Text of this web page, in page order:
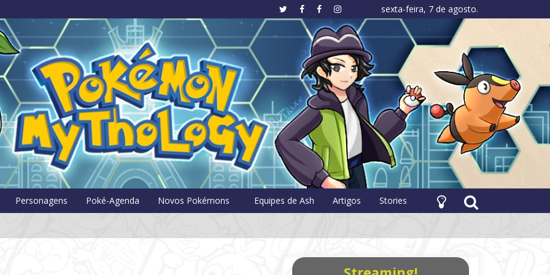
sexta-feira, 7 de agosto.
Pokémon Mythology
Personagens Poké-Agenda Novos Pokémons Equipes de Ash Artigos Stories